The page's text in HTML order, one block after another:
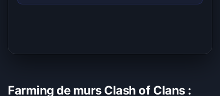
Farming de murs Clash of Clans :